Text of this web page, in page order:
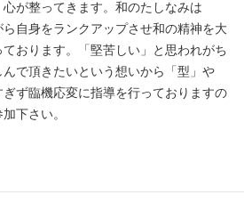
が整ってきます。和のたしなみは
ら自身をランクアップさせ和の精神を大
おります。「堅苦しい」と思われがち
で頂きたいという想いから「型」や
ぎず臨機応変に指導を行っておりますの
下さい。